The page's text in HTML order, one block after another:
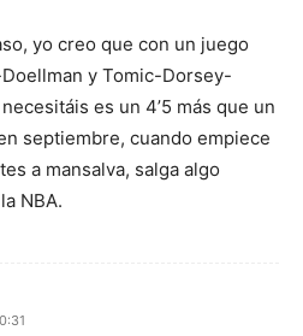
yo creo que con un juego
y Tomic-Dorsey-
es un 4’5 más que un
septiembre, cuando empiece
a mansalva, salga algo
NBA.